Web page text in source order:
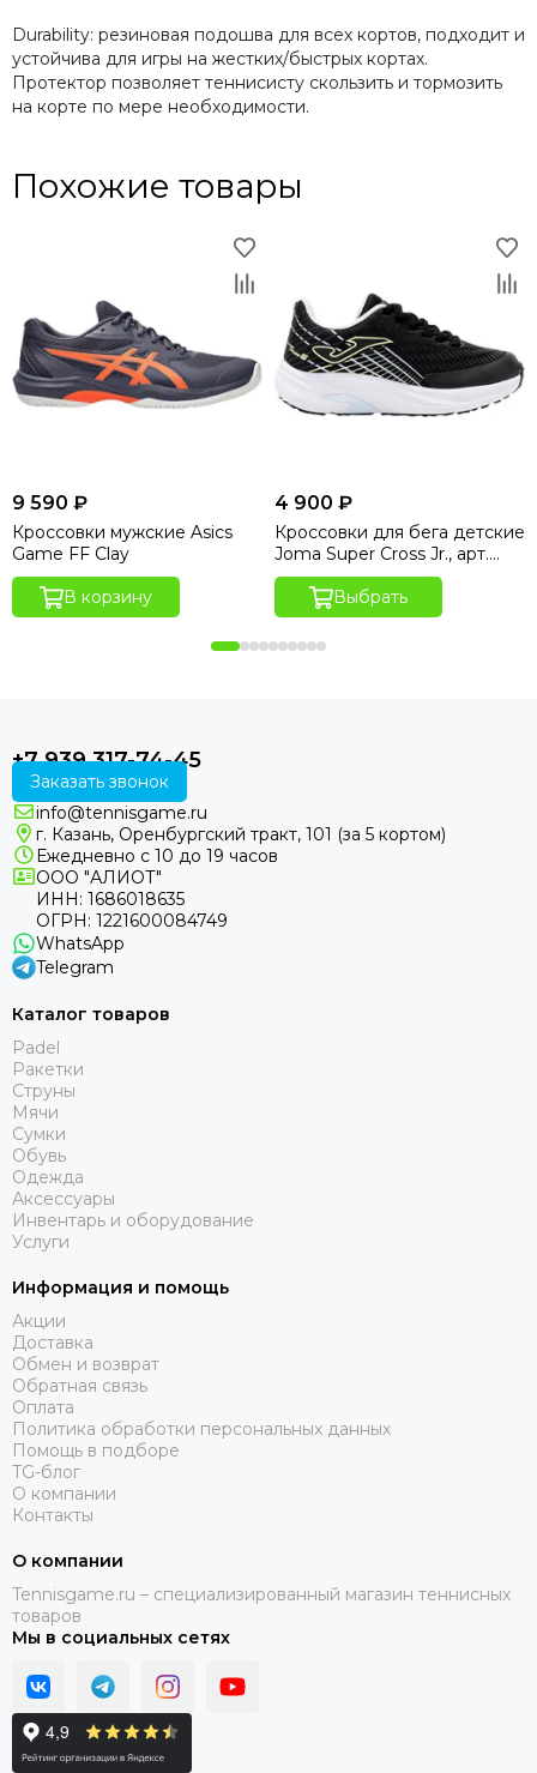
Durability: резиновая подошва для всех кортов, подходит и
устойчива для игры на жестких/быстрых кортах.
Протектор позволяет теннисисту скользить и тормозить
на корте по мере необходимости.
Похожие товары
9 590 ₽
Кроссовки мужские Asics
Game FF Clay
В корзину
4 900 ₽
Кроссовки для бега детские
Joma Super Cross Jr., арт.
JCROSS2541
Выбрать
+7 939 317-74-45
Заказать звонок
info@tennisgame.ru
г. Казань, Оренбургский тракт, 101 (за 5 кортом)
Ежедневно с 10 до 19 часов
ООО "АЛИОТ"
ИНН: 1686018635
ОГРН: 1221600084749
WhatsApp
Telegram
Каталог товаров
Padel
Ракетки
Струны
Мячи
Сумки
Обувь
Одежда
Аксессуары
Инвентарь и оборудование
Услуги
Информация и помощь
Акции
Доставка
Обмен и возврат
Обратная связь
Оплата
Политика обработки персональных данных
Помощь в подборе
TG-блог
О компании
Контакты
О компании
Tennisgame.ru – специализированный магазин теннисных
товаров
Мы в социальных сетях